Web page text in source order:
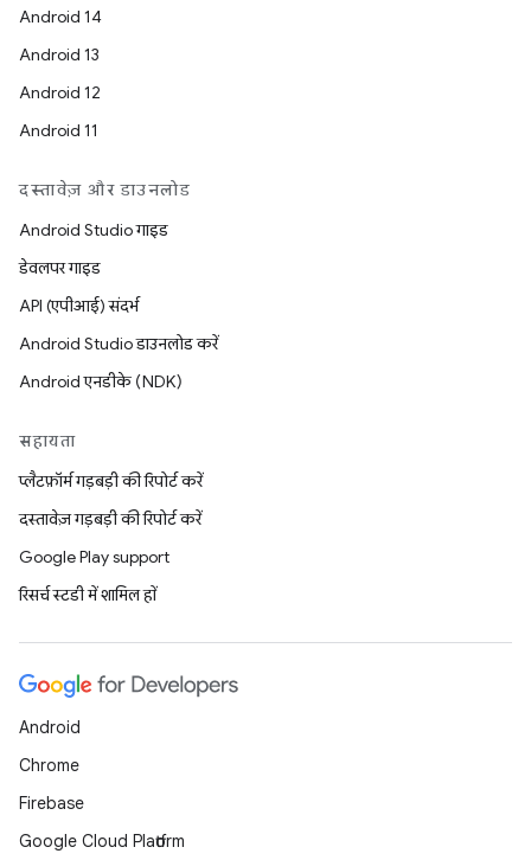
Android 14
Android 13
Android 12
Android 11
दस्तावेज़ और डाउनलोड
Android Studio गाइड
डेवलपर गाइड
API (एपीआई) संदर्भ
Android Studio डाउनलोड करें
Android एनडीके (NDK)
सहायता
प्लैटफ़ॉर्म गड़बड़ी की रिपोर्ट करें
दस्तावेज़ गड़बड़ी की रिपोर्ट करें
Google Play support
रिसर्च स्टडी में शामिल हों
Android
Chrome
Firebase
Google Cloud Platform